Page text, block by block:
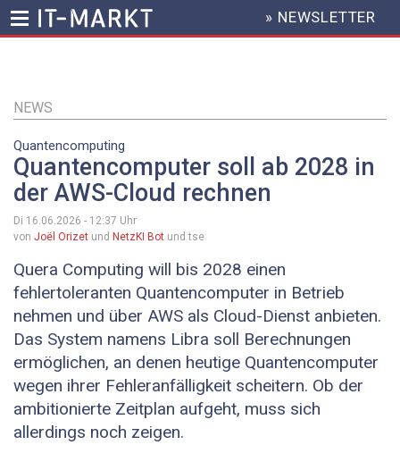
Inhalt
HEADER
MENU
» NEWSLETTER
NEWS
Quantencomputing
Quantencomputer soll ab 2028 in
der AWS-Cloud rechnen
Di 16.06.2026 - 12:37 Uhr
von Joël Orizet und NetzKI Bot und tse
Quera Computing will bis 2028 einen
fehlertoleranten Quantencomputer in Betrieb
nehmen und über AWS als Cloud-Dienst anbieten.
Das System namens Libra soll Berechnungen
ermöglichen, an denen heutige Quantencomputer
wegen ihrer Fehleranfälligkeit scheitern. Ob der
ambitionierte Zeitplan aufgeht, muss sich
allerdings noch zeigen.